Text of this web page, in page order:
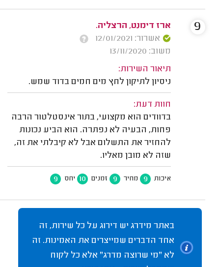
ארז דימנט, הרצליה.
אשרור: 12/01/2021
משוב: 13/11/2020
תיאור השירות:
ניסיון לתיקון לחץ מים חמים בדוד שמש.
חוות דעת:
בדוודים הוא מקצועי, בתור אינסטלטור הרבה
פחות, הבעיה לא נפתרה. הוא הביע נכונות
להחזיר את התשלום אבל לא קיבלתי את זה,
שזה לא מובן מאליו.
איכות 9 מחיר 9 זמנים 10 יחס 9
9
באתר מידרג יש דירוג על כל שירות, זה
אחד הדברים שמייצרים את האמינות. זה
לא "מי שרוצה מדרג" אלא כל לקוח